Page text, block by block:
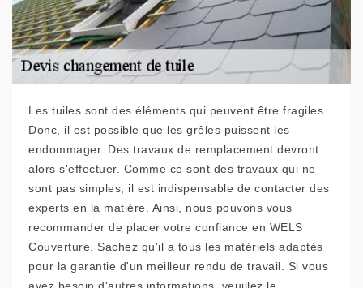
Les tuiles sont des éléments qui peuvent être fragiles.
Donc, il est possible que les grêles puissent les
endommager. Des travaux de remplacement devront
alors s'effectuer. Comme ce sont des travaux qui ne
sont pas simples, il est indispensable de contacter des
experts en la matière. Ainsi, nous pouvons vous
recommander de placer votre confiance en WELS
Couverture. Sachez qu'il a tous les matériels adaptés
pour la garantie d'un meilleur rendu de travail. Si vous